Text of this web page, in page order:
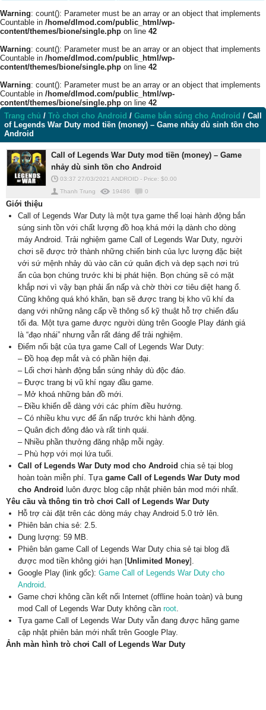
Warning: count(): Parameter must be an array or an object that implements
Countable in /home/dlmod.com/public_html/wp-
content/themes/bione/single.php on line 42
Warning: count(): Parameter must be an array or an object that implements
Countable in /home/dlmod.com/public_html/wp-
content/themes/bione/single.php on line 42
Warning: count(): Parameter must be an array or an object that implements
Countable in /home/dlmod.com/public_html/wp-
content/themes/bione/single.php on line 42
Trang chủ / Trò chơi cho Android / Game bắn súng cho Android / Call
of Legends War Duty mod tiền (money) – Game nhảy dù sinh tồn cho
Android
Call of Legends War Duty mod tiền (money) – Game
nhảy dù sinh tồn cho Android
03:37 27/03/2021 ANDROID - Price: $0.00
Thanh Trung
19486 0
Giới thiệu
Call of Legends War Duty là một tựa game thể loại hành động bắn
súng sinh tồn với chất lượng đồ hoạ khá mới lạ dành cho dòng
máy Android. Trải nghiệm game Call of Legends War Duty, người
chơi sẽ được trở thành những chiến binh của lực lượng đặc biệt
với sứ mệnh nhảy dù vào căn cứ quân địch và dẹp sạch nơi trú
ẩn của bọn chúng trước khi bị phát hiện. Bọn chúng sẽ có mặt
khắp nơi vì vậy bạn phải ẩn nấp và chờ thời cơ tiêu diệt hang ổ.
Cũng không quá khó khăn, bạn sẽ được trang bị kho vũ khí đa
dạng với những nâng cấp về thông số kỹ thuật hỗ trợ chiến đấu
tối đa. Một tựa game được người dùng trên Google Play đánh giá
là “đạo nhái” nhưng vẫn rất đáng để trải nghiệm.
Điểm nổi bật của tựa game Call of Legends War Duty:
– Đồ hoạ đẹp mắt và có phần hiện đại.
– Lối chơi hành động bắn súng nhảy dù độc đáo.
– Được trang bị vũ khí ngay đầu game.
– Mở khoá những bản đồ mới.
– Điều khiển dễ dàng với các phím điều hướng.
– Có nhiều khu vực để ẩn nấp trước khi hành động.
– Quân địch đông đảo và rất tinh quái.
– Nhiều phần thưởng đăng nhập mỗi ngày.
– Phù hợp với mọi lứa tuổi.
Call of Legends War Duty mod cho Android chia sẻ tại blog
hoàn toàn miễn phí. Tựa game Call of Legends War Duty mod
cho Android luôn được blog cập nhật phiên bản mod mới nhất.
Yêu cầu và thông tin trò chơi Call of Legends War Duty
Hỗ trợ cài đặt trên các dòng máy chạy Android 5.0 trở lên.
Phiên bản chia sẻ: 2.5.
Dung lượng: 59 MB.
Phiên bản game Call of Legends War Duty chia sẻ tại blog đã
được mod tiền không giới hạn [Unlimited Money].
Google Play (link gốc): Game Call of Legends War Duty cho
Android.
Game chơi không cần kết nối Internet (offline hoàn toàn) và bung
mod Call of Legends War Duty không cần root.
Tựa game Call of Legends War Duty vẫn đang được hãng game
cập nhật phiên bản mới nhất trên Google Play.
Ảnh màn hình trò chơi Call of Legends War Duty